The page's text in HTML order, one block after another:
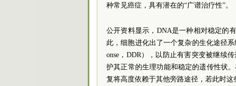
种常见癌症，具有潜在的“广谱治疗性”。
公开资料显示，DNA是一种相对稳定的
此，细胞进化出了一个复杂的生化途径
onse，DDR），以防止有害突变被继续
护其正常的生理功能和稳定的遗传性状
复将高度依赖于其他旁路途径，若此时这